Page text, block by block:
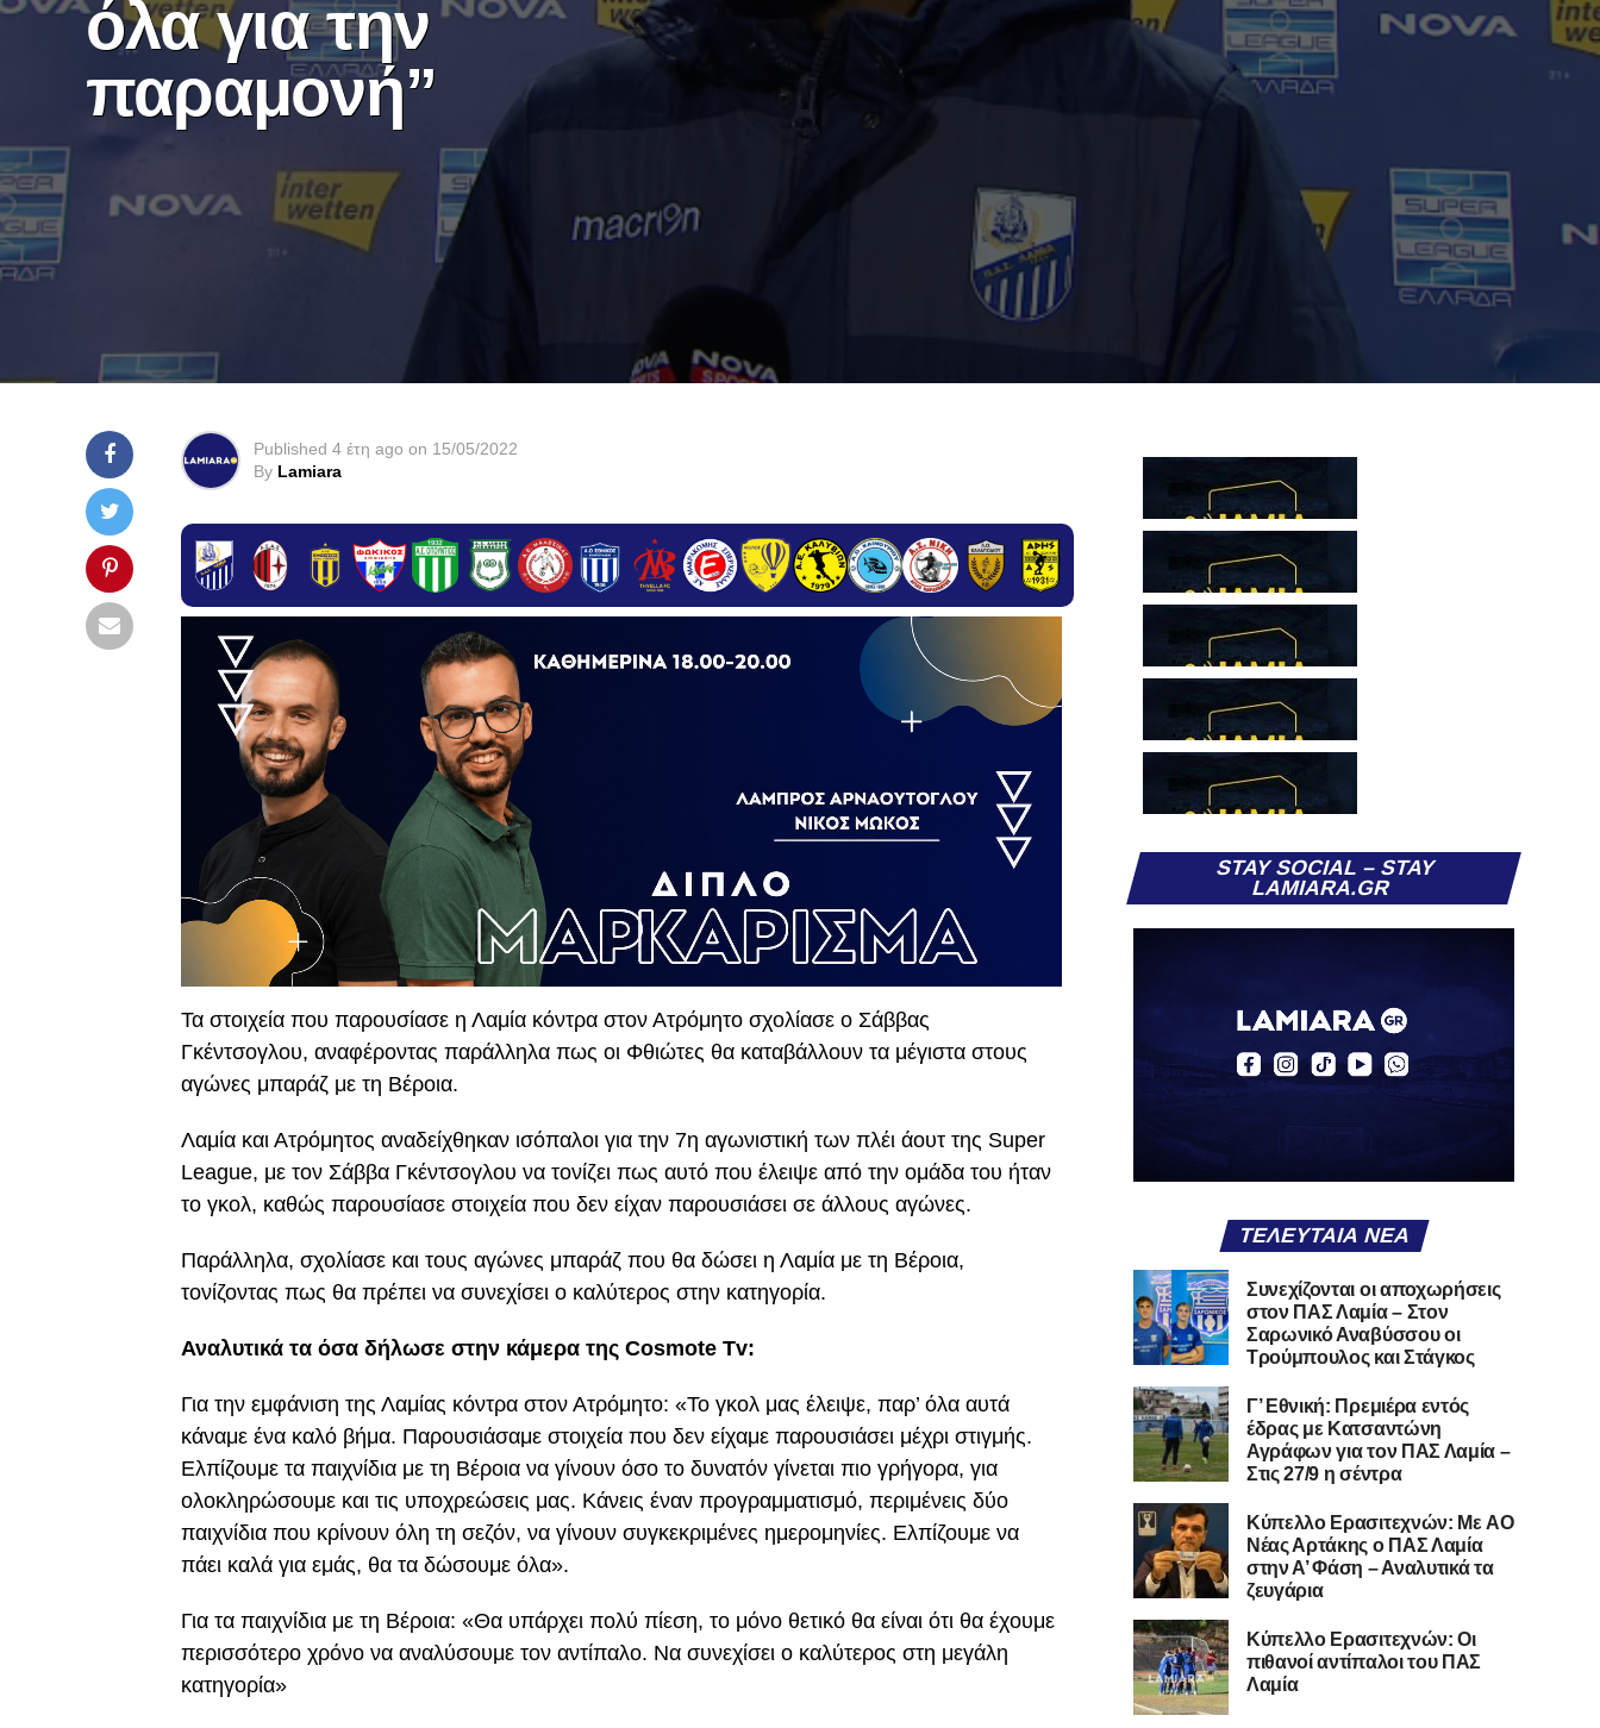
όλα για την
παραμονή”
Published 4 έτη ago on 15/05/2022
By Lamiara
Τα στοιχεία που παρουσίασε η Λαμία κόντρα στον Ατρόμητο σχολίασε ο Σάββας
Γκέντσογλου, αναφέροντας παράλληλα πως οι Φθιώτες θα καταβάλλουν τα μέγιστα στους
αγώνες μπαράζ με τη Βέροια.
Λαμία και Ατρόμητος αναδείχθηκαν ισόπαλοι για την 7η αγωνιστική των πλέι άουτ της Super
League, με τον Σάββα Γκέντσογλου να τονίζει πως αυτό που έλειψε από την ομάδα του ήταν
το γκολ, καθώς παρουσίασε στοιχεία που δεν είχαν παρουσιάσει σε άλλους αγώνες.
Παράλληλα, σχολίασε και τους αγώνες μπαράζ που θα δώσει η Λαμία με τη Βέροια,
τονίζοντας πως θα πρέπει να συνεχίσει ο καλύτερος στην κατηγορία.
Αναλυτικά τα όσα δήλωσε στην κάμερα της Cosmote Tv:
Για την εμφάνιση της Λαμίας κόντρα στον Ατρόμητο: «Το γκολ μας έλειψε, παρ’ όλα αυτά
κάναμε ένα καλό βήμα. Παρουσιάσαμε στοιχεία που δεν είχαμε παρουσιάσει μέχρι στιγμής.
Ελπίζουμε τα παιχνίδια με τη Βέροια να γίνουν όσο το δυνατόν γίνεται πιο γρήγορα, για
ολοκληρώσουμε και τις υποχρεώσεις μας. Κάνεις έναν προγραμματισμό, περιμένεις δύο
παιχνίδια που κρίνουν όλη τη σεζόν, να γίνουν συγκεκριμένες ημερομηνίες. Ελπίζουμε να
πάει καλά για εμάς, θα τα δώσουμε όλα».
Για τα παιχνίδια με τη Βέροια: «Θα υπάρχει πολύ πίεση, το μόνο θετικό θα είναι ότι θα έχουμε
περισσότερο χρόνο να αναλύσουμε τον αντίπαλο. Να συνεχίσει ο καλύτερος στη μεγάλη
κατηγορία»
STAY SOCIAL – STAY
LAMIARA.GR
ΤΕΛΕΥΤΑΊΑ ΝΈΑ
Συνεχίζονται οι αποχωρήσεις
στον ΠΑΣ Λαμία – Στον
Σαρωνικό Αναβύσσου οι
Τρούμπουλος και Στάγκος
Γ’ Εθνική: Πρεμιέρα εντός
έδρας με Κατσαντώνη
Αγράφων για τον ΠΑΣ Λαμία –
Στις 27/9 η σέντρα
Kύπελλο Ερασιτεχνών: Με AO
Nέας Αρτάκης ο ΠΑΣ Λαμία
στην Α’ Φάση – Αναλυτικά τα
ζευγάρια
Κύπελλο Ερασιτεχνών: Οι
πιθανοί αντίπαλοι του ΠΑΣ
Λαμία